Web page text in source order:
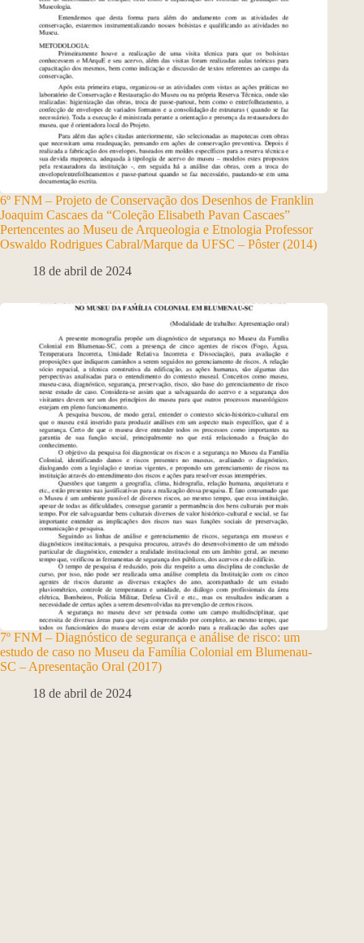
6º FNM – Projeto de Conservação dos Desenhos de Franklin
Joaquim Cascaes da “Coleção Elisabeth Pavan Cascaes”
Pertencentes ao Museu de Arqueologia e Etnologia Professor
Oswaldo Rodrigues Cabral/Marque da UFSC – Pôster (2014)
18 de abril de 2024
7º FNM – Diagnóstico de segurança e análise de risco: um
estudo de caso no Museu da Família Colonial em Blumenau-
SC – Apresentação Oral (2017)
18 de abril de 2024